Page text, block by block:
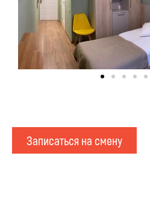
Записаться на смену